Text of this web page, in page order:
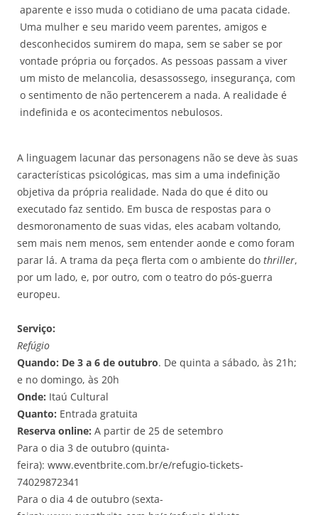
aparente e isso muda o cotidiano de uma pacata cidade.
Uma mulher e seu marido veem parentes, amigos e
desconhecidos sumirem do mapa, sem se saber se por
vontade própria ou forçados. As pessoas passam a viver
um misto de melancolia, desassossego, insegurança, com
o sentimento de não pertencerem a nada. A realidade é
indefinida e os acontecimentos nebulosos.
A linguagem lacunar das personagens não se deve às suas
características psicológicas, mas sim a uma indefinição
objetiva da própria realidade. Nada do que é dito ou
executado faz sentido. Em busca de respostas para o
desmoronamento de suas vidas, eles acabam voltando,
sem mais nem menos, sem entender aonde e como foram
parar lá. A trama da peça flerta com o ambiente do thriller,
por um lado, e, por outro, com o teatro do pós-guerra
europeu.
Serviço:
Refúgio
Quando: De 3 a 6 de outubro. De quinta a sábado, às 21h;
e no domingo, às 20h
Onde: Itaú Cultural
Quanto: Entrada gratuita
Reserva online: A partir de 25 de setembro
Para o dia 3 de outubro (quinta-
feira): www.eventbrite.com.br/e/refugio-tickets-
74029872341
Para o dia 4 de outubro (sexta-